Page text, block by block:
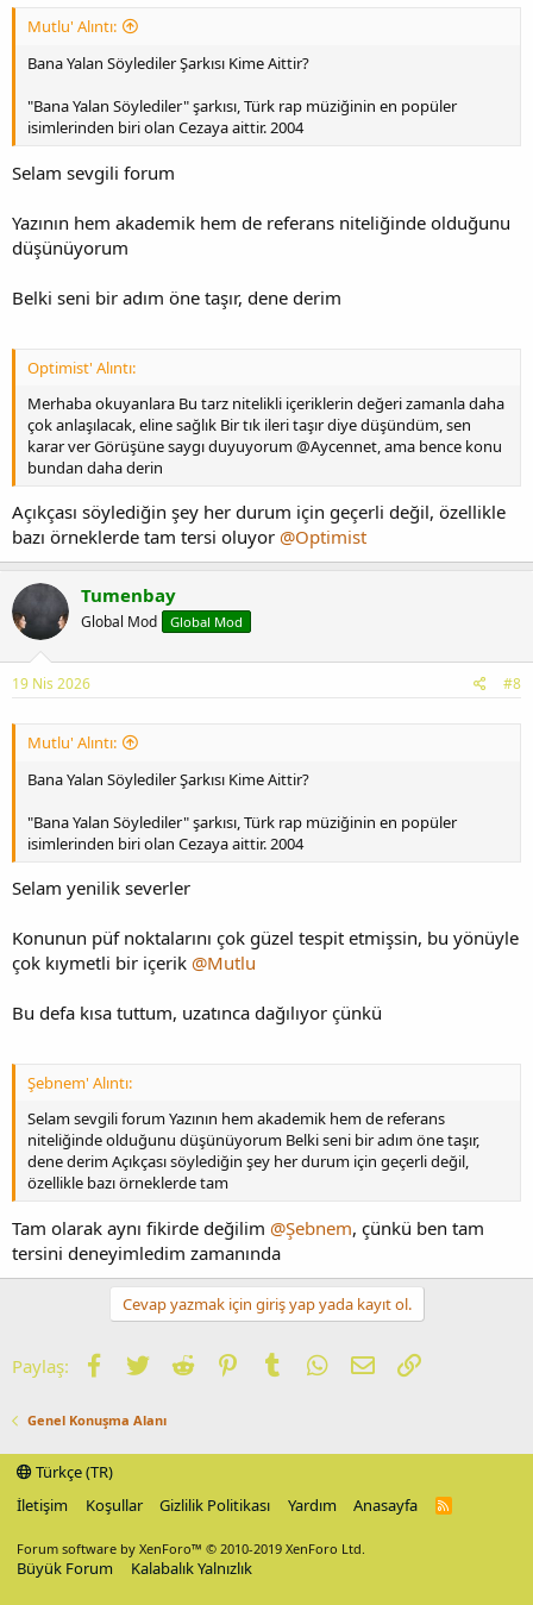
Mutlu' Alıntı:
Bana Yalan Söylediler Şarkısı Kime Aittir?
"Bana Yalan Söylediler" şarkısı, Türk rap müziğinin en popüler
isimlerinden biri olan Cezaya aittir. 2004
Selam sevgili forum
Yazının hem akademik hem de referans niteliğinde olduğunu
düşünüyorum
Belki seni bir adım öne taşır, dene derim
Optimist' Alıntı:
Merhaba okuyanlara Bu tarz nitelikli içeriklerin değeri zamanla daha
çok anlaşılacak, eline sağlık Bir tık ileri taşır diye düşündüm, sen
karar ver Görüşüne saygı duyuyorum @Aycennet, ama bence konu
bundan daha derin
Açıkçası söylediğin şey her durum için geçerli değil, özellikle
bazı örneklerde tam tersi oluyor @Optimist
Tumenbay
Global Mod Global Mod
19 Nis 2026 #8
Mutlu' Alıntı:
Bana Yalan Söylediler Şarkısı Kime Aittir?
"Bana Yalan Söylediler" şarkısı, Türk rap müziğinin en popüler
isimlerinden biri olan Cezaya aittir. 2004
Selam yenilik severler
Konunun püf noktalarını çok güzel tespit etmişsin, bu yönüyle
çok kıymetli bir içerik @Mutlu
Bu defa kısa tuttum, uzatınca dağılıyor çünkü
Şebnem' Alıntı:
Selam sevgili forum Yazının hem akademik hem de referans
niteliğinde olduğunu düşünüyorum Belki seni bir adım öne taşır,
dene derim Açıkçası söylediğin şey her durum için geçerli değil,
özellikle bazı örneklerde tam
Tam olarak aynı fikirde değilim @Şebnem, çünkü ben tam
tersini deneyimledim zamanında
Cevap yazmak için giriş yap yada kayıt ol.
Paylaş: Facebook
TwitterReddit PinterestTumblrWhatsApp
E-postaLink
Genel Konuşma Alanı
Türkçe (TR)
İletişim
Koşullar Gizlilik Politikası Yardım Anasayfa
R
Forum software by XenForo™ © 2010-2019 XenForo Ltd.
Büyük Forum Kalabalık Yalnızlık